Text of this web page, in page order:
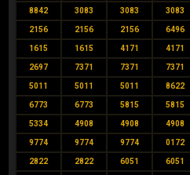
8842 3083 3083 3083
2156 2156 2156 6496
1615 1615 4171 4171
2697 7371 7371 7371
5011 5011 5011 8622
6773 6773 5815 5815
5334 4908 4908 4908
9774 9774 9774 0172
2822 2822 6051 6051